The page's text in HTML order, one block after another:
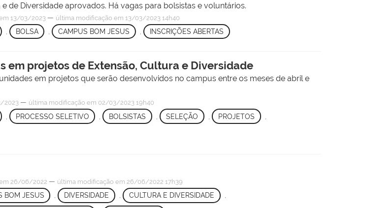
de Diversidade aprovados. Há vagas para bolsistas e voluntários.
13/03/2023 — última modificação em 13/03/2023 14h40
BOLSA , CAMPUS BOM JESUS , INSCRIÇÕES ABERTAS
em projetos de Extensão, Cultura e Diversidade
em projetos que serão desenvolvidos no campus entre os meses de abril e
2023 — última modificação em 02/03/2023 19h40
PROCESSO SELETIVO , BOLSISTAS , SELEÇÃO PROJETOS
26/06/2022 — última modificação em 26/06/2022 17h39
BOM JESUS , DIVERSIDADE , CULTURA E DIVERSIDADE ,